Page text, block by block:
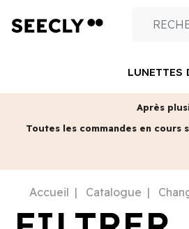
LUNETTES
Après
Toutes les commandes en cours
Accueil Catalogue